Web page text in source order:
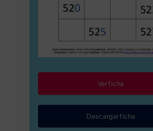
Ver ficha
Descargar ficha